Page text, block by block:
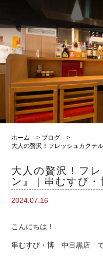
ホーム > ブログ
>
大人の贅沢！フレッシュカクテ
大人の贅沢！フ
ン』 | 串むすび
2024.07.16
こんにちは！
串むすび・博 中目黒店